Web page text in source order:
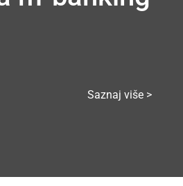
Saznaj više >